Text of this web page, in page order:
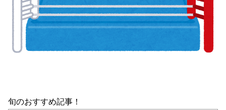
旬のおすすめ記事！